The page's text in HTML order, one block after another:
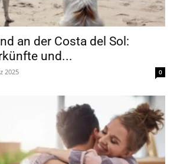
an der Costa del Sol:
und...
2025 0